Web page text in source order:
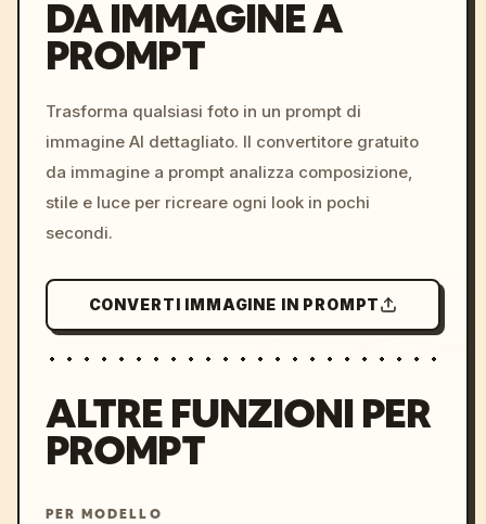
colors, 8k --v 6.0
DA IMMAGINE A
PROMPT
Trasforma qualsiasi foto in un prompt di
immagine AI dettagliato. Il convertitore gratuito
da immagine a prompt analizza composizione,
stile e luce per ricreare ogni look in pochi
secondi.
CONVERTI IMMAGINE IN PROMPT
ALTRE FUNZIONI PER
PROMPT
PER MODELLO